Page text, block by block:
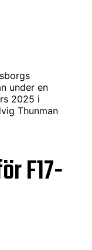
under en
2025 i
Thunman
F17-